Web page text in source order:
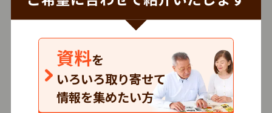
資料を
いろいろ取り寄せて
情報を集めたい方
仕出し
冷蔵
冷凍
朝
昼
夕